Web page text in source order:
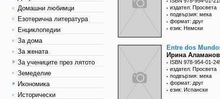
Домашни любимци
Езотерична литература
Енциклопедии
За дома
За жената
За учениците през лятото
Земеделие
Икономика
Исторически
издател: Просвета
подвързия: мека
формат: друг
език: Немски
Entre dos
Ирина
ISBN 978-954-01-
издател: Просвета
подвързия: мека
формат: друг
език: Испански